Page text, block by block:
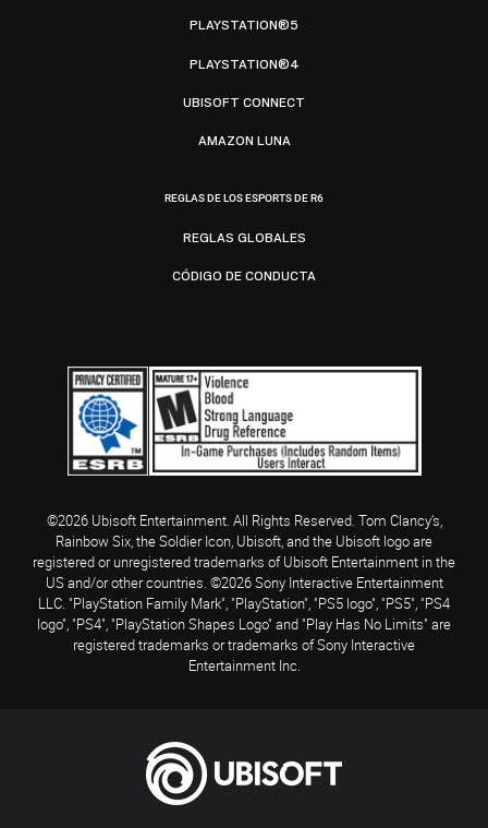
PLAYSTATION®5
PLAYSTATION®4
UBISOFT CONNECT
AMAZON LUNA
REGLAS DE LOS ESPORTS DE R6
REGLAS GLOBALES
CÓDIGO DE CONDUCTA
©2026 Ubisoft Entertainment. All Rights Reserved. Tom Clancy’s,
Rainbow Six, the Soldier Icon, Ubisoft, and the Ubisoft logo are
registered or unregistered trademarks of Ubisoft Entertainment in the
US and/or other countries. ©2026 Sony Interactive Entertainment
LLC. "PlayStation Family Mark", "PlayStation", "PS5 logo", "PS5", "PS4
logo", "PS4", "PlayStation Shapes Logo" and "Play Has No Limits" are
registered trademarks or trademarks of Sony Interactive
Entertainment Inc.